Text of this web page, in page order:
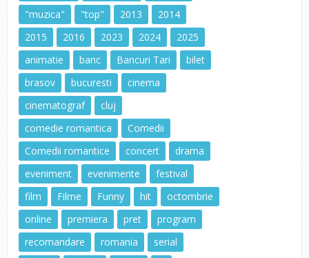
"muzica"
"top" 2013
2014
2015
2016 2023 2024
2025
animatie
banc Bancuri Tari
bilet
brasov
bucuresti
cinema
cinematograf
cluj
comedie romantica
Comedii
Comedii romantice
concert
drama
eveniment
evenimente
festival
film
Filme Funny hit
octombrie
online
premiera pret
program
recomandare
romania
serial